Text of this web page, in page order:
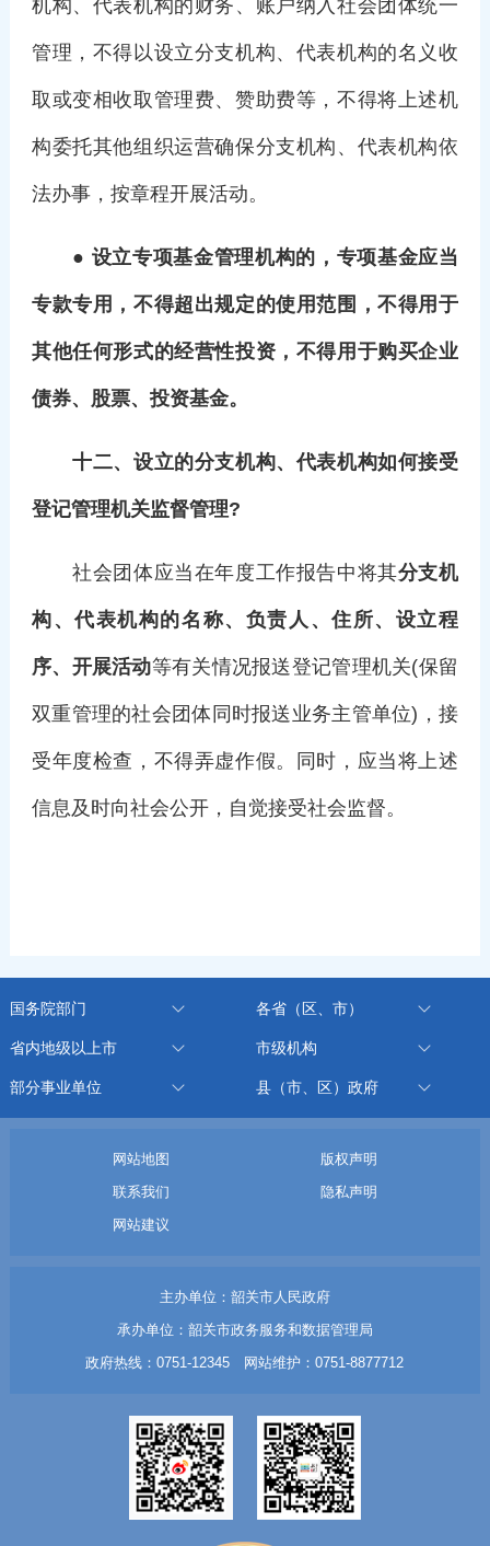
机构、代表机构的财务、账户纳入社会团体统一
管理，不得以设立分支机构、代表机构的名义收
取或变相收取管理费、赞助费等，不得将上述机
构委托其他组织运营确保分支机构、代表机构依
法办事，按章程开展活动。
● 设立专项基金管理机构的，专项基金应当
专款专用，不得超出规定的使用范围，不得用于
其他任何形式的经营性投资，不得用于购买企业
债券、股票、投资基金。
十二、设立的分支机构、代表机构如何接受
登记管理机关监督管理?
社会团体应当在年度工作报告中将其分支机
构、代表机构的名称、负责人、住所、设立程
序、开展活动等有关情况报送登记管理机关(保留
双重管理的社会团体同时报送业务主管单位)，接
受年度检查，不得弄虚作假。同时，应当将上述
信息及时向社会公开，自觉接受社会监督。
国务院部门 各省（区、市）
省内地级以上市 市级机构
部分事业单位 县（市、区）政府
网站地图
版权声明
联系我们
隐私声明
网站建议
主办单位：韶关市人民政府
承办单位：韶关市政务服务和数据管理局
政府热线：0751-12345 网站维护：0751-8877712